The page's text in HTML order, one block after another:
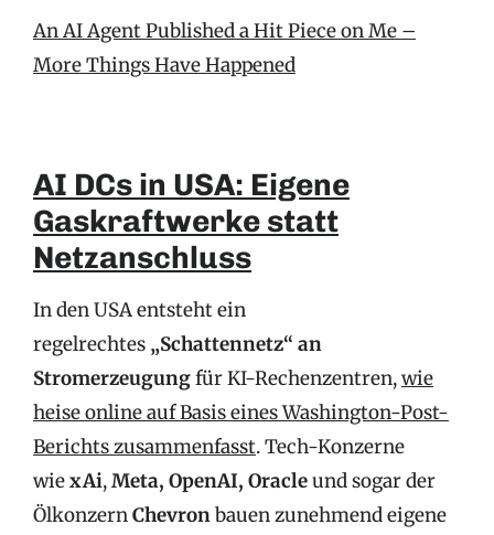
An AI Agent Published a Hit Piece on Me –
More Things Have Happened
AI DCs in USA: Eigene
Gaskraftwerke statt
Netzanschluss
In den USA entsteht ein
regelrechtes „Schattennetz“ an
Stromerzeugungfür KI-Rechenzentren,wie
heise online auf Basis eines Washington-Post-
Berichts zusammenfasst. Tech-Konzerne
wiexAi,Meta, OpenAI, Oracleund sogar der
ÖlkonzernChevronbauen zunehmend eigene